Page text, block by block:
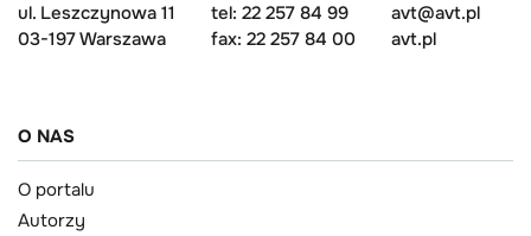
ul. Leszczynowa 11
03-197 Warszawa
tel: 22 257 84 99
fax: 22 257 84 00
avt@avt.pl
avt.pl
O NAS
O portalu
Autorzy